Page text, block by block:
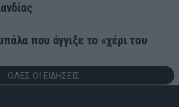
που άγγιξε το «χέρι του
ΟΛΕΣ ΟΙ ΕΙΔΗΣΕΙΣ